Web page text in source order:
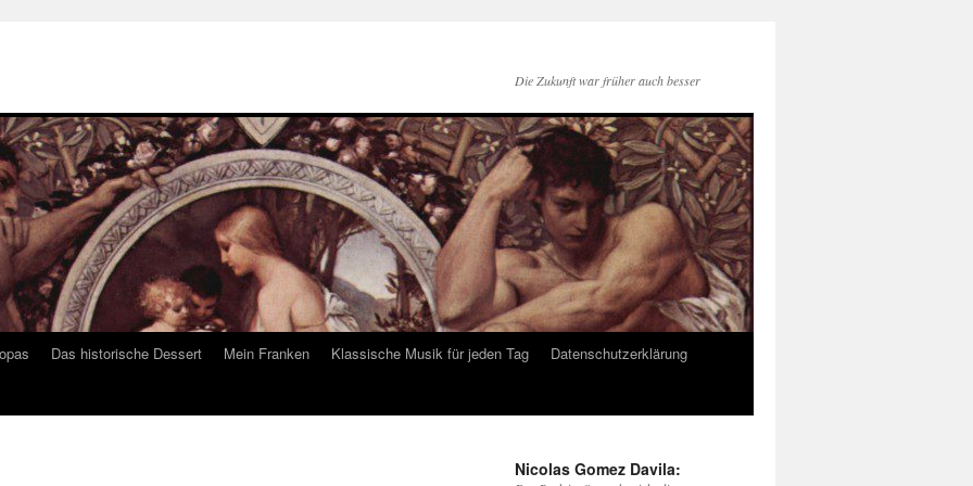
Die Zukunft war früher auch besser
Das historische Dessert Mein Franken Klassische Musik für jeden Tag
Datenschutzerklärung
Nicolas Gomez Davila: